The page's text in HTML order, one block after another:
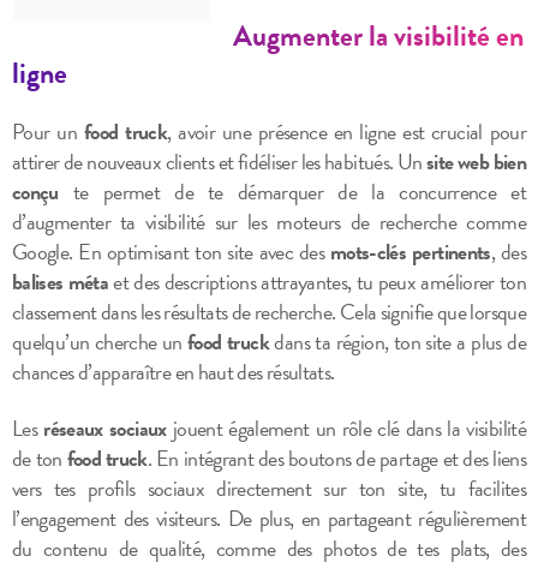
Augmenter la visibilité en
ligne
Pour un food truck, avoir une présence en ligne est crucial pour
attirer de nouveaux clients et fidéliser les habitués. Unsite web bien
conçu te permet de te démarquer de la concurrence et
d’augmenter ta visibilité sur les moteurs de recherche comme
Google. En optimisant ton site avec desmots-clés pertinents, des
balises métaet des descriptions attrayantes, tu peux améliorer ton
classement dans les résultats de recherche. Cela signifie que lorsque
quelqu’un cherche unfood truckdans ta région, ton site a plus de
chances d’apparaître en haut des résultats.
Lesréseaux sociauxjouent également un rôle clé dans la visibilité
de tonfood truck. En intégrant des boutons de partage et des liens
vers tes profils sociaux directement sur ton site, tu facilites
l’engagement des visiteurs. De plus, en partageant régulièrement
du contenu de qualité, comme des photos de tes plats, des